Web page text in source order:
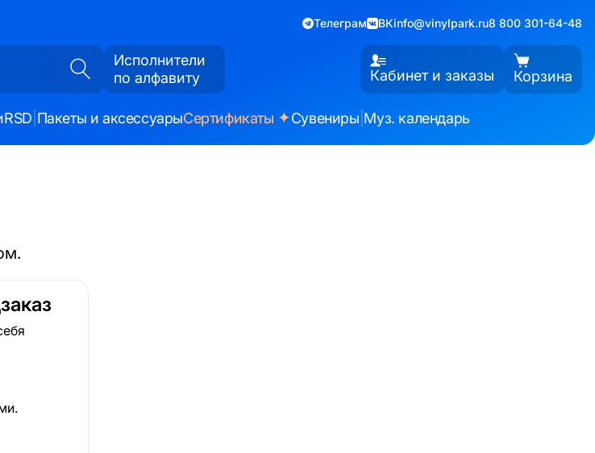
Телеграм ВКinfo@vinylpark.ru8 800 301-64-48
Исполнители
по алфавиту
Кабинет и заказы Корзина
RSD Пакеты и аксессуарыСертификаты ✦Сувениры Муз. календарь